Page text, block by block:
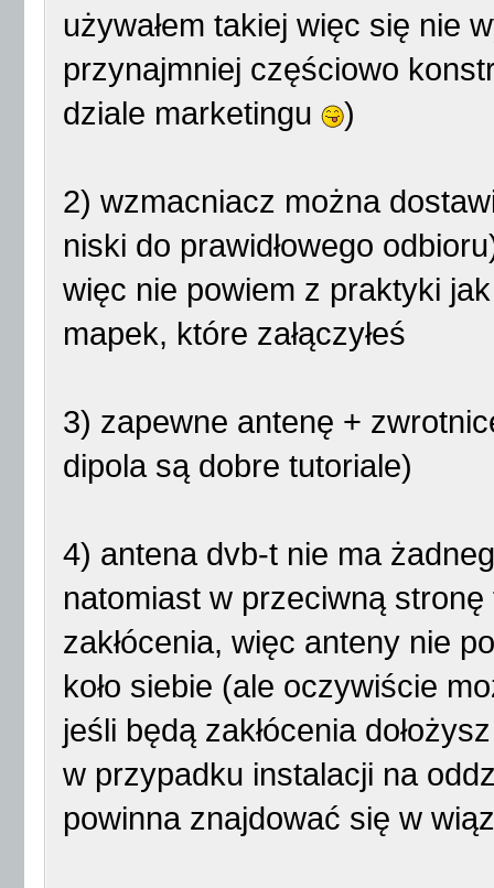
używałem takiej więc się nie
przynajmniej częściowo
dziale marketingu
)
2) wzmacniacz można
niski do prawidłowego
więc nie powiem z praktyki
mapek, które załączyłeś
3) zapewne antenę +
dipola są dobre tutoriale)
4) antena dvb-t nie ma
natomiast w przeciwną
zakłócenia, więc anteny nie
koło siebie (ale oczywiście
jeśli będą zakłócenia
w przypadku instalacji na
powinna znajdować się w